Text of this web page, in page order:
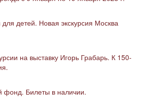
для детей. Новая экскурсия Москва
на выставку Игорь Грабарь. К 150-
фонд. Билеты в наличии.